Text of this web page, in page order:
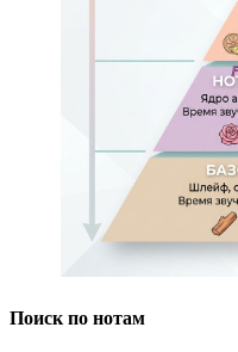
Поиск по нотам